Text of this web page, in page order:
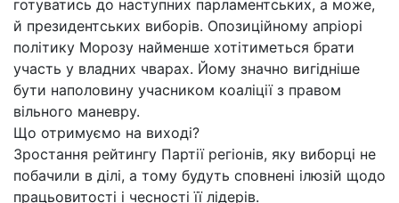
готуватись до наступних парламентських, а може,
й президентських виборів. Опозиційному апріорі
політику Морозу найменше хотітиметься брати
участь у владних чварах. Йому значно вигідніше
бути наполовину учасником коаліції з правом
вільного маневру.
Що отримуємо на виході?
Зростання рейтингу Партії регіонів, яку виборці не
побачили в ділі, а тому будуть сповнені ілюзій щодо
працьовитості і чесності її лідерів.